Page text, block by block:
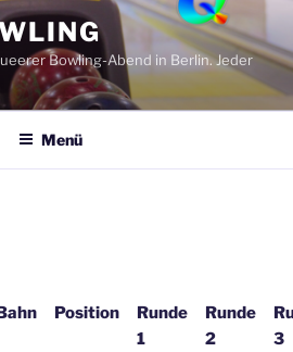
Bowling-Abend in Berlin. Jeder
Menü
Position
Runde
1
Runde
2
3